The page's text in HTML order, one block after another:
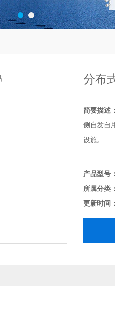
分布
简要描述：
侧自发自
设施。
产品型号：
所属分类：
更新时间：